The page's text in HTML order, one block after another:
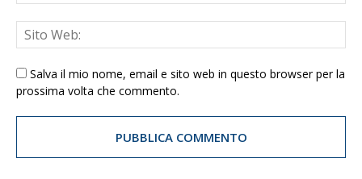
Salva il mio nome, email e sito web in questo browser per la
prossima volta che commento.